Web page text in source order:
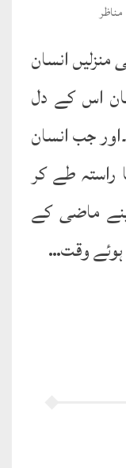
مناظر
انسان
اس کے دل
جب انسان
راستہ طے کر
ماضی کے
وقت…